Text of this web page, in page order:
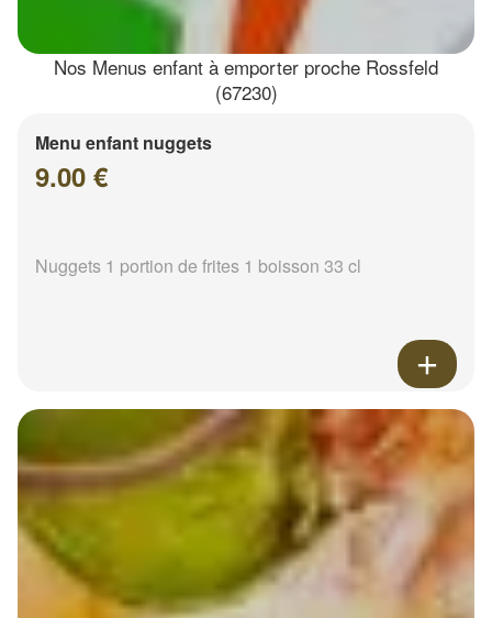
Nos Menus enfant à emporter proche Rossfeld
(67230)
Menu enfant nuggets
9.00 €
Nuggets 1 portion de frites 1 boisson 33 cl